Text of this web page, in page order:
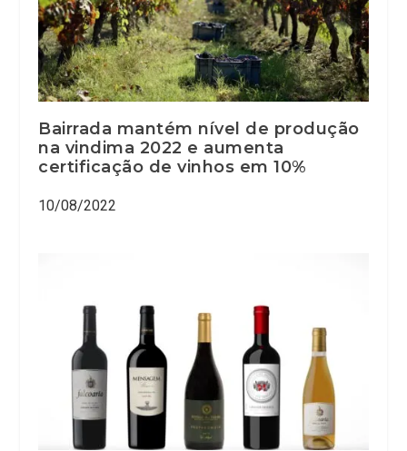
Bairrada mantém nível de produção
na vindima 2022 e aumenta
certificação de vinhos em 10%
10/08/2022